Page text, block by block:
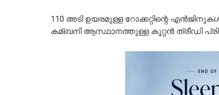
110 അടി ഉയരമുള്ള റോക്കറ്റിന്റെ
കമ്ബനി ആസ്ഥാനത്തുള്ള കൂറ്റന്‍ ത്രീഡി